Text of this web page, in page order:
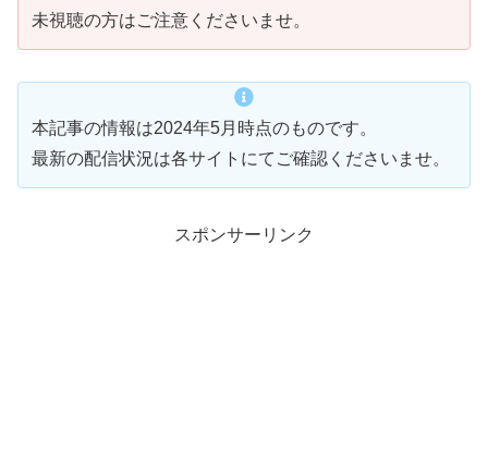
未視聴の方はご注意くださいませ。
本記事の情報は2024年5月時点のものです。
最新の配信状況は各サイトにてご確認くださいませ。
スポンサーリンク